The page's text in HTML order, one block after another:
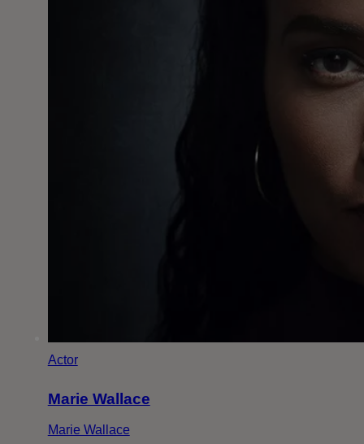
Actor
Marie Wallace
Marie Wallace